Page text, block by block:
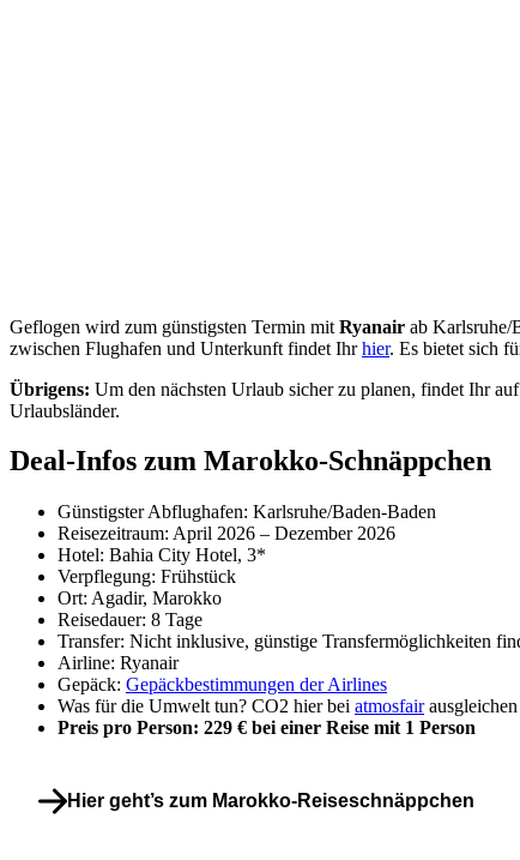
Geflogen wird zum günstigsten Termin mit Ryanair ab Karlsruhe/
zwischen Flughafen und Unterkunft findet Ihrhier. Es bietet sich
Übrigens: Um den nächsten Urlaub sicher zu planen, findet Ihr
Urlaubsländer.
Deal-Infos zum Marokko-Schnäppchen
Günstigster Abflughafen: Karlsruhe/Baden-Baden
Reisezeitraum: April 2026 – Dezember 2026
Hotel: Bahia City Hotel, 3*
Verpflegung: Frühstück
Ort: Agadir, Marokko
Reisedauer: 8 Tage
Transfer: Nicht inklusive, günstige Transfermöglichkeiten
Airline: Ryanair
Gepäck: Gepäckbestimmungen der Airlines
Was für die Umwelt tun? CO2 hier bei atmosfairausgleichen
Preis pro Person: 229 € bei einer Reise mit 1 Person
Hier geht’s zum Marokko-Reiseschnäppchen